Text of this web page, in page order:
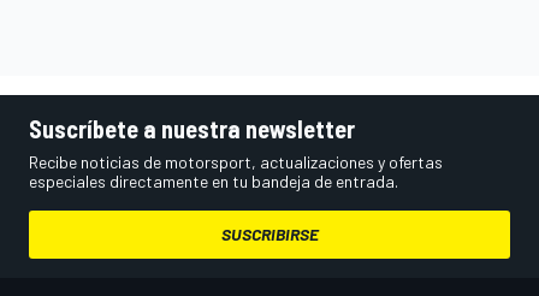
Suscríbete a nuestra newsletter
Recibe noticias de motorsport, actualizaciones y ofertas
especiales directamente en tu bandeja de entrada.
SUSCRIBIRSE